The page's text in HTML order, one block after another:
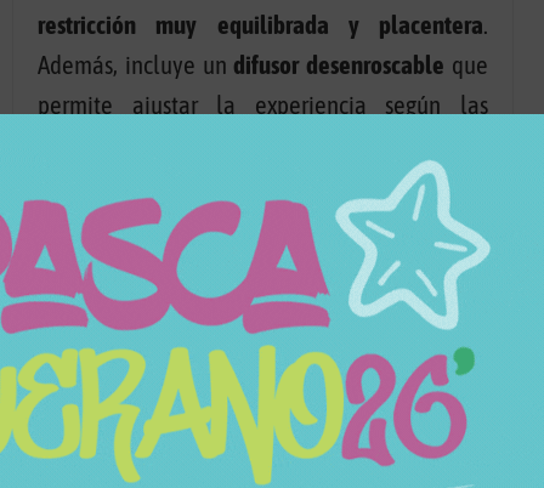
restricción muy equilibrada y placentera.
Además, incluye un difusor desenroscable que
permite ajustar la experiencia según las
colocado, la cachimba resulta muy silenciosa y
presenta una baja restricción, mientras que al
retirarlo se incrementa la sonoridad y se
intensifica la resistencia, aportando una
sensación más potente durante la fumada.
La cachimba Dash Cosmos es una elección ideal
para quienes buscan una cachimba de diseño